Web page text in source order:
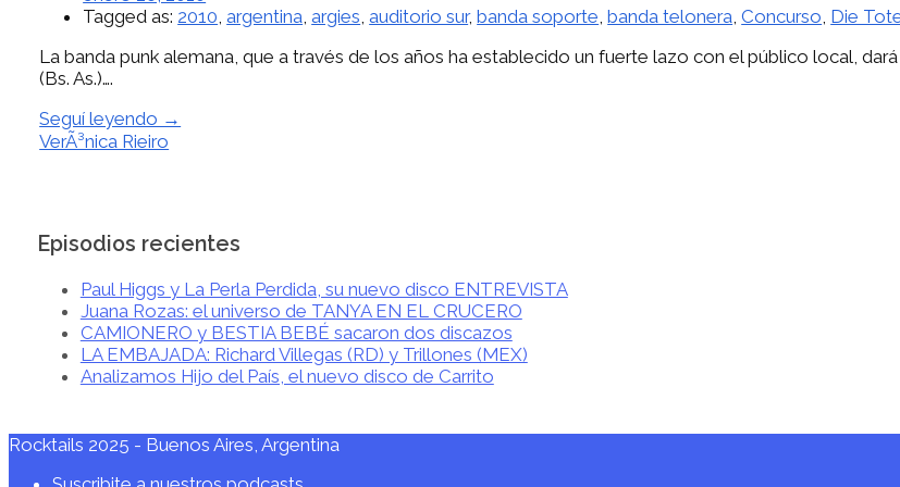
Tagged as: 2010,argentina,argies,auditorio sur,banda soporte,banda telonera,Concurso, Die
La banda punk alemana, que a través de los años ha establecido un fuerte lazo con el público local,
(Bs. As.)….
Seguí leyendo →
VerÃ³nica Rieiro
Episodios recientes
Paul Higgs y La Perla Perdida, su nuevo disco ENTREVISTA
Juana Rozas: el universo de TANYA EN EL CRUCERO
CAMIONERO y BESTIA BEBÉ sacaron dos discazos
LA EMBAJADA: Richard Villegas (RD) y Trillones (MEX)
Analizamos Hijo del País, el nuevo disco de Carrito
Rocktails 2025 - Buenos Aires, Argentina